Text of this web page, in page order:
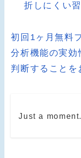
折しにくい
初回1ヶ月無料
分析機能の実効
判断することを
Just a